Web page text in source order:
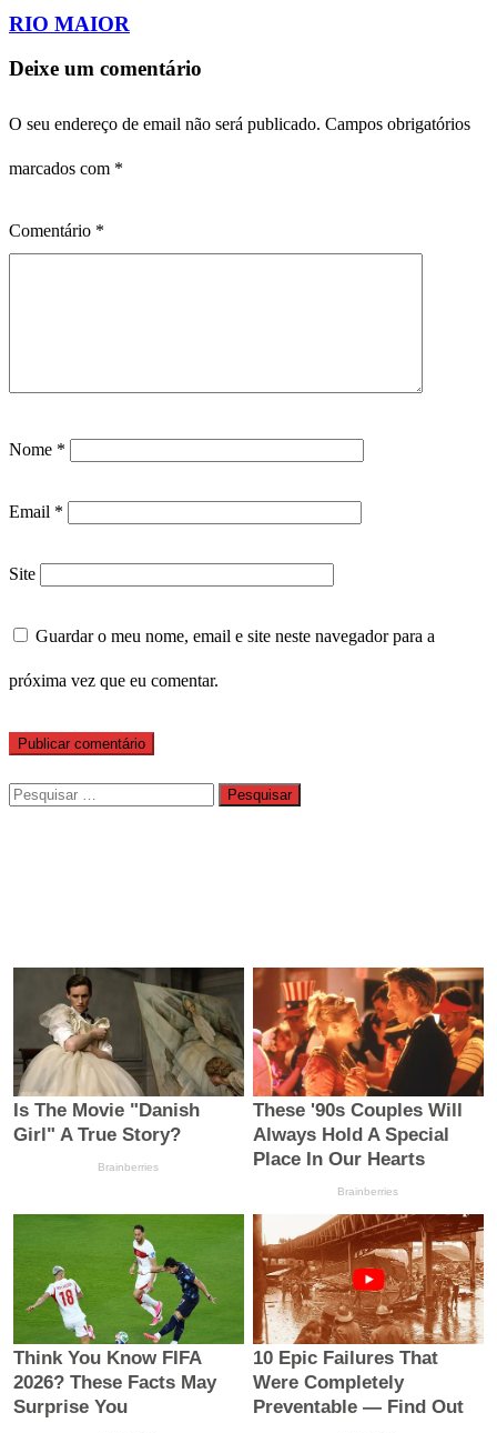
RIO MAIOR
Deixe um comentário
O seu endereço de email não será publicado. Campos obrigatórios
marcados com *
Comentário *
Nome *
Email *
Site
Guardar o meu nome, email e site neste navegador para a
próxima vez que eu comentar.
Pesquisar
por: